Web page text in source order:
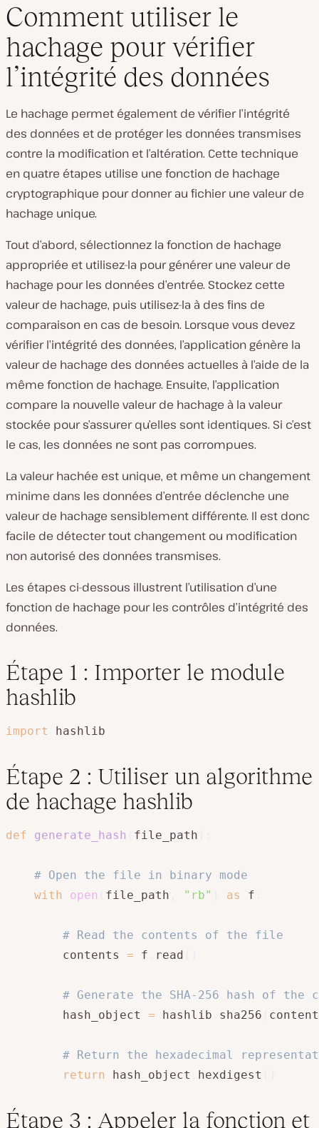
Comment utiliser le
hachage pour vérifier
l’intégrité des données
Le hachage permet également de vérifier l’intégrité
des données et de protéger les données transmises
contre la modification et l’altération. Cette technique
en quatre étapes utilise une fonction de hachage
cryptographique pour donner au fichier une valeur de
hachage unique.
Tout d’abord, sélectionnez la fonction de hachage
appropriée et utilisez-la pour générer une valeur de
hachage pour les données d’entrée. Stockez cette
valeur de hachage, puis utilisez-la à des fins de
comparaison en cas de besoin. Lorsque vous devez
vérifier l’intégrité des données, l’application génère la
valeur de hachage des données actuelles à l’aide de la
même fonction de hachage. Ensuite, l’application
compare la nouvelle valeur de hachage à la valeur
stockée pour s’assurer qu’elles sont identiques. Si c’est
le cas, les données ne sont pas corrompues.
La valeur hachée est unique, et même un changement
minime dans les données d’entrée déclenche une
valeur de hachage sensiblement différente. Il est donc
facile de détecter tout changement ou modification
non autorisé des données transmises.
Les étapes ci-dessous illustrent l’utilisation d’une
fonction de hachage pour les contrôles d’intégrité des
données.
Étape 1 : Importer le module
hashlib
import hashlib
Étape 2 : Utiliser un algorithme
de hachage hashlib
def generate_hash file_path
# Open the file in binary mode
with
open file_path "rb" as f
# Read the contents of the file
        contents
= f read
# Generate the SHA-256 hash of the
        hash_object
= hashlib sha256
# Return the hexadecimal
return hash_object hexdigest
Étape 3 : Appeler la fonction et